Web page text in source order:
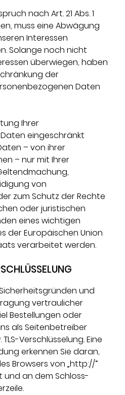
nach Art. 21 Abs. 1
muss eine Abwägung
Interessen
Solange noch nicht
überwiegen, haben
der
Daten
Ihrer
eingeschränkt
– von ihrer
– nur mit Ihrer
von
zum Schutz der Rechte
oder juristischen
eines wichtigen
der Europäischen Union
verarbeitet werden.
und
vertraulicher
Bestellungen oder
als Seitenbetreiber
Verschlüsselung. Eine
erkennen Sie daran,
Browsers von „http://“
und an dem Schloss-